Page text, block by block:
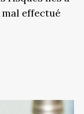
effectué